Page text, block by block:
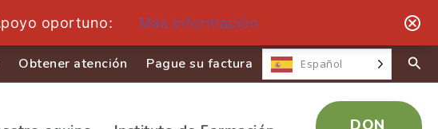
oportuno: Más información
Obtener atención Pague su factura Español
DON